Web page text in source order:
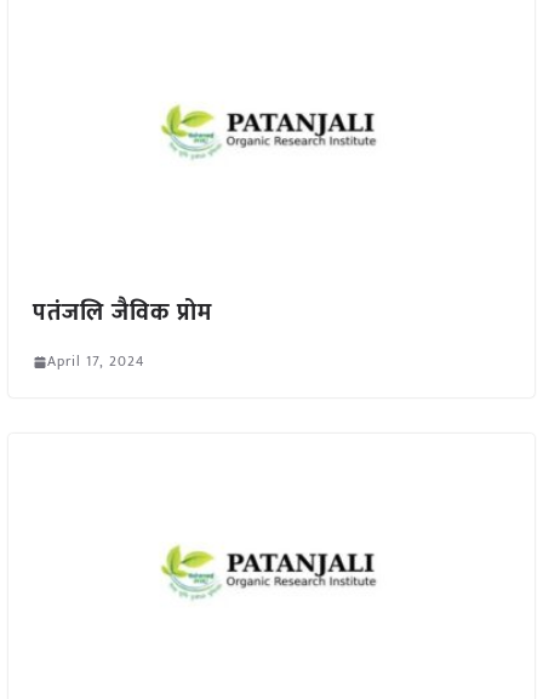
पतंजलि जैविक प्रोम
April 17, 2024